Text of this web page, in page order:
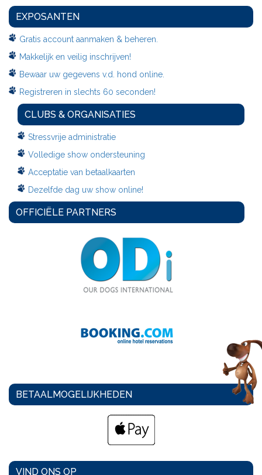
EXPOSANTEN
Gratis account aanmaken & beheren.
Makkelijk en veilig inschrijven!
Bewaar uw gegevens v.d. hond online.
Registreren in slechts 60 seconden!
CLUBS & ORGANISATIES
Stressvrije administratie
Volledige show ondersteuning
Acceptatie van betaalkaarten
Dezelfde dag uw show online!
OFFICIËLE PARTNERS
BETAALMOGELIJKHEDEN
VIND ONS OP